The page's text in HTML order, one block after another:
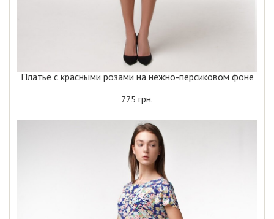
Платье с красными розами на нежно-персиковом фоне
775 грн.